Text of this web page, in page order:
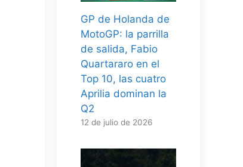
GP de Holanda de
MotoGP: la parrilla
de salida, Fabio
Quartararo en el
Top 10, las cuatro
Aprilia dominan la
Q2
12 de julio de 2026